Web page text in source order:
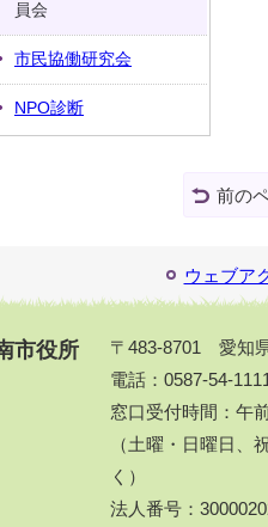
員会
市民協働研究会
NPO診断
前の
ウェブア
市役所
〒483-8701 愛知
電話：0587-54-
窓口受付時間：午
（土曜・日曜日、
く）
法人番号：